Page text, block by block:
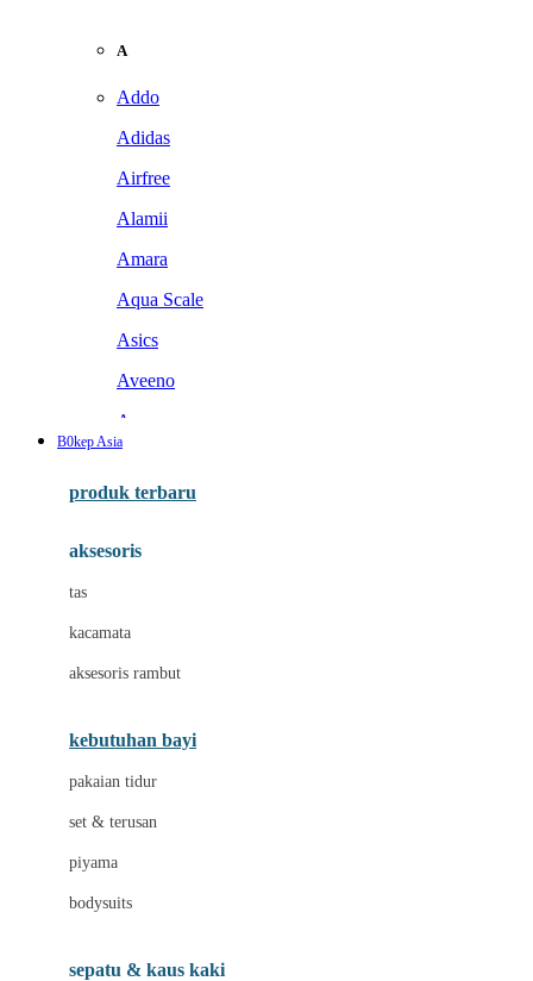
A
Addo
Adidas
Airfree
Alamii
Amara
Aqua Scale
Asics
Aveeno
Awan
Baabaasheepz
Baby Dove
Baby Jogger
Beauty Barn
B0kep Asia
produk terbaru
aksesoris
tas
kacamata
aksesoris rambut
kebutuhan bayi
pakaian tidur
set & terusan
piyama
bodysuits
sepatu & kaus kaki